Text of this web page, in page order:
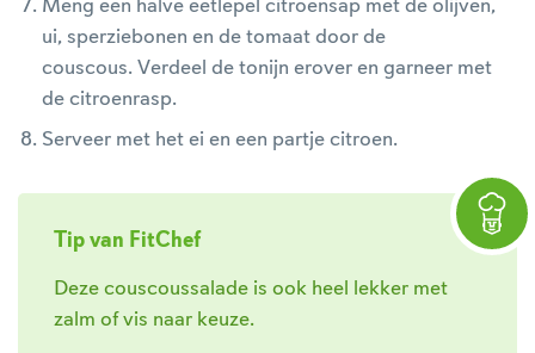
Meng een halve eetlepel citroensap met de olijven,
ui, sperziebonen en de tomaat door de
couscous. Verdeel de tonijn erover en garneer met
de citroenrasp.
Serveer met het ei en een partje citroen.
Tip van FitChef
Deze couscoussalade is ook heel lekker met
zalm of vis naar keuze.